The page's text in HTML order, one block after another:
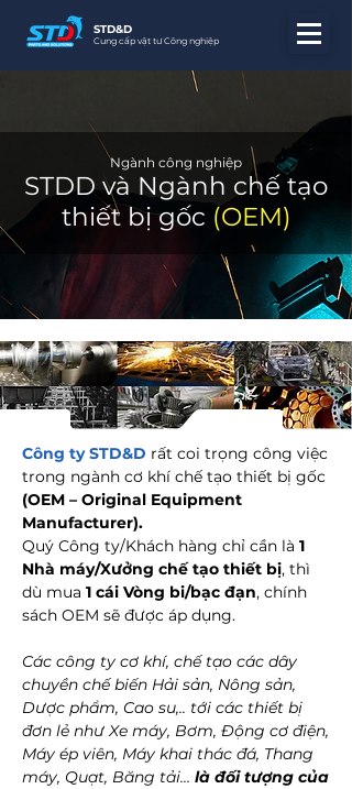
STD&D
Cung cấp vật tư Công nghiệp
Ngành công nghiệp
STDD và Ngành chế tạo
thiết bị gốc (OEM)
Công ty STD&D rất coi trọng công việc
trong ngành cơ khí chế tạo thiết bị gốc
(OEM – Original Equipment
Manufacturer).
Quý Công ty/Khách hàng chỉ cần là 1
Nhà máy/Xưởng chế tạo thiết bị, thì
dù mua 1 cái Vòng bi/bạc đạn, chính
sách OEM sẽ được áp dụng.
Các công ty cơ khí, chế tạo các dây
chuyền chế biến Hải sản, Nông sản,
Dược phẩm, Cao su,.. tới các thiết bị
đơn lẻ như Xe máy, Bơm, Động cơ điện,
Máy ép viên, Máy khai thác đá, Thang
máy, Quạt, Băng tải… là đối tượng của